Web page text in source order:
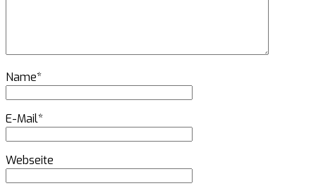
Name*
E-Mail*
Webseite